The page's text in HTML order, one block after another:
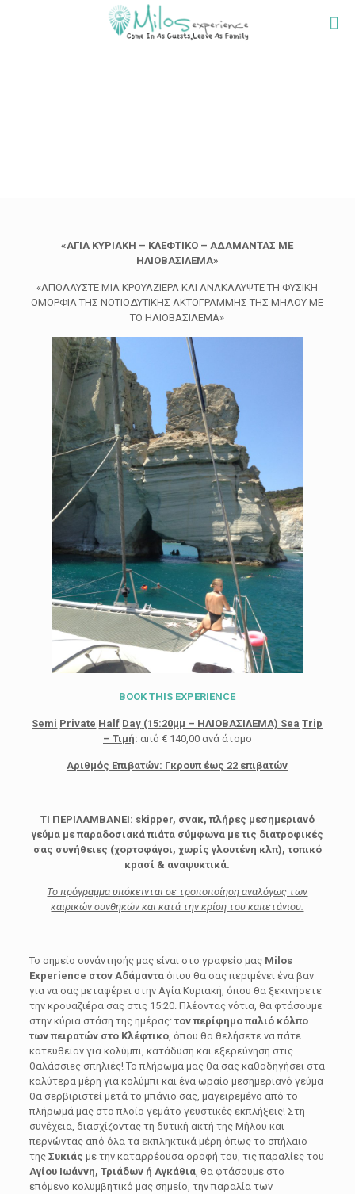
«ΑΓΙΑ ΚΥΡΙΑΚΗ – ΚΛΕΦΤΙΚΟ – ΑΔΑΜΑΝΤΑΣ ΜΕ
ΗΛΙΟΒΑΣΙΛΕΜΑ»
«ΑΠΟΛΑΥΣΤΕ ΜΙΑ ΚΡΟΥΑΖΙΕΡΑ ΚΑΙ ΑΝΑΚΑΛΥΨΤΕ ΤΗ ΦΥΣΙΚΗ
ΟΜΟΡΦΙΑ ΤΗΣ ΝΟΤΙΟΔΥΤΙΚΗΣ ΑΚΤΟΓΡΑΜΜΗΣ ΤΗΣ ΜΗΛΟΥ ΜΕ
ΤΟ ΗΛΙΟΒΑΣΙΛΕΜΑ»
BOOKTHIS EXPERIENCE
Semi Private Half Day (15:20μμ – ΗΛΙΟΒΑΣΙΛΕΜΑ) Sea Trip
– Τιμή: από € 140,00 ανά άτομο
Αριθμός Επιβατών: Γκρουπ έως 22 επιβατών
ΤΙ ΠΕΡΙΛΑΜΒΑΝΕΙ: skipper, σνακ, πλήρες μεσημεριανό
γεύμα με παραδοσιακά πιάτα σύμφωνα με τις διατροφικές
σας συνήθειες (χορτοφάγοι, χωρίς γλουτένη κλπ), τοπικό
κρασί & αναψυκτικά.
Το πρόγραμμα υπόκεινται σε τροποποίηση αναλόγως των
καιρικών συνθηκών και κατά την κρίση του καπετάνιου.
Το σημείο συνάντησής μας είναι στο γραφείο μας Milos
Experience στον Αδάμαντα όπου θα σας περιμένει ένα βαν
για να σας μεταφέρει στην Αγία Κυριακή, όπου θα ξεκινήσετε
την κρουαζιέρα σας στις 15:20. Πλέοντας νότια, θα φτάσουμε
στην κύρια στάση της ημέρας: τον περίφημο παλιό κόλπο
των πειρατών στο Κλέφτικο, όπου θα θελήσετε να πάτε
κατευθείαν για κολύμπι, κατάδυση και εξερεύνηση στις
θαλάσσιες σπηλιές! Το πλήρωμά μας θα σας καθοδηγήσει στα
καλύτερα μέρη για κολύμπι και ένα ωραίο μεσημεριανό γεύμα
θα σερβιριστεί μετά το μπάνιο σας, μαγειρεμένο από το
πλήρωμά μας στο πλοίο γεμάτο γευστικές εκπλήξεις! Στη
συνέχεια, διασχίζοντας τη δυτική ακτή της Μήλου και
περνώντας από όλα τα εκπληκτικά μέρη όπως το σπήλαιο
της Συκιάς με την καταρρέουσα οροφή του, τις παραλίες του
Αγίου Ιωάννη, Τριάδων ή Αγκάθια, θα φτάσουμε στο
επόμενο κολυμβητικό μας σημείο, την παραλία των